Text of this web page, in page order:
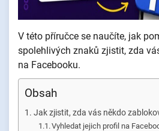
V této příručce se naučíte, jak
spolehlivých znaků zjistit, zda
na Facebooku.
Obsah
Jak zjistit, zda vás někdo
Vyhledat jejich profil na